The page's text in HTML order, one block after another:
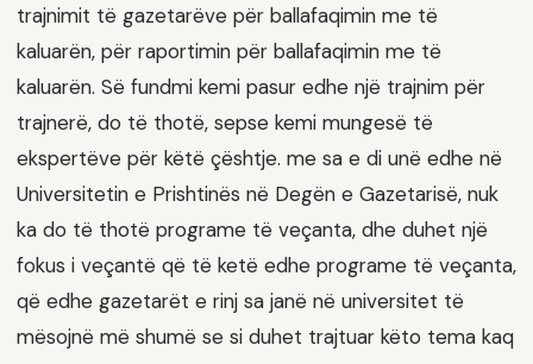
trajnimit të gazetarëve për ballafaqimin me të
kaluarën, për raportimin për ballafaqimin me të
kaluarën. Së fundmi kemi pasur edhe një trajnim për
trajnerë, do të thotë, sepse kemi mungesë të
ekspertëve për këtë çështje. me sa e di unë edhe në
Universitetin e Prishtinës në Degën e Gazetarisë, nuk
ka do të thotë programe të veçanta, dhe duhet një
fokus i veçantë që të ketë edhe programe të veçanta,
që edhe gazetarët e rinj sa janë në universitet të
mësojnë më shumë se si duhet trajtuar këto tema kaq